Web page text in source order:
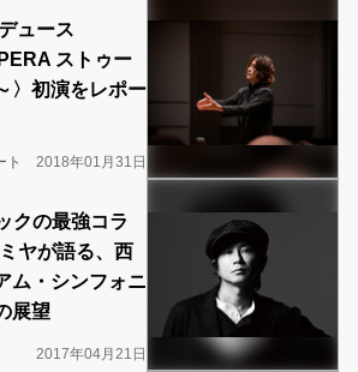
ュース
ストゥー
〉初演をレポー
ト
2018年01月31日
クの最強コラ
ヤが語る、西
ム・シンフォニ
展望
2017年04月21日